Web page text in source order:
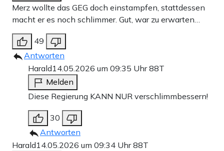
Merz wollte das GEG doch einstampfen, stattdessen
macht er es noch schlimmer. Gut, war zu erwarten…
49
Antworten
Harald14.05.2026 um 09:35 Uhr88T
Melden
Diese Regierung KANN NUR verschlimmbessern!
30
Antworten
Harald14.05.2026 um 09:34 Uhr88T